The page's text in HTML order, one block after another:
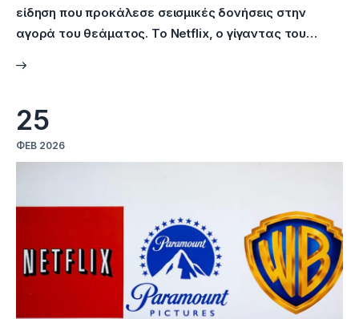
είδηση που προκάλεσε σεισμικές δονήσεις στην
αγορά του θεάματος. Το Netflix, ο γίγαντας του…
25
ΦΕΒ 2026